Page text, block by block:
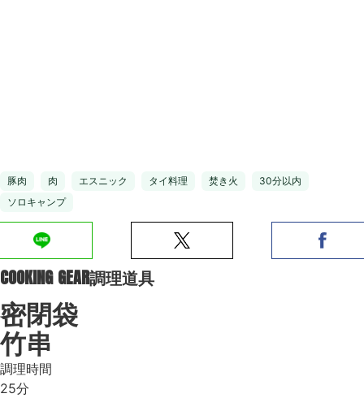
豚肉 肉 エスニック タイ料理 焚き火
30分以内
ソロキャンプ
COOKING GEAR調理道具
密閉袋
竹串
調理時間
25分